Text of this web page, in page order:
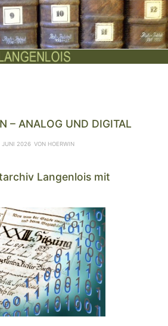
– ANALOG UND DIGITAL
JUNI 2026 VON HOERWIN
Langenlois mit